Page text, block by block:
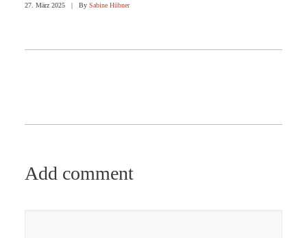
27. März 2025 | By Sabine Hübner
Add comment